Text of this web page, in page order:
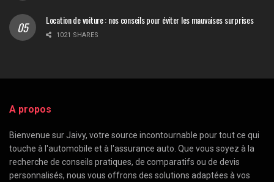
Location de voiture : nos conseils pour éviter les mauvaises surprises
1021 SHARES
A propos
Bienvenue sur Jaivy, votre source incontournable pour tout ce qui
touche à l'automobile et à l'assurance auto. Que vous soyez à la
recherche de conseils pratiques, de comparatifs ou de devis
personnalisés, nous vous offrons des solutions adaptées à vos